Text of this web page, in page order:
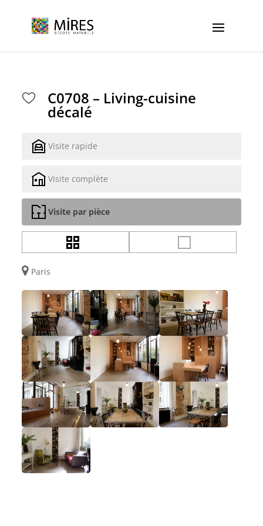
C0708 – Living-cuisine
décalé
Visite rapide
Visite complète
Visite par pièce
Paris